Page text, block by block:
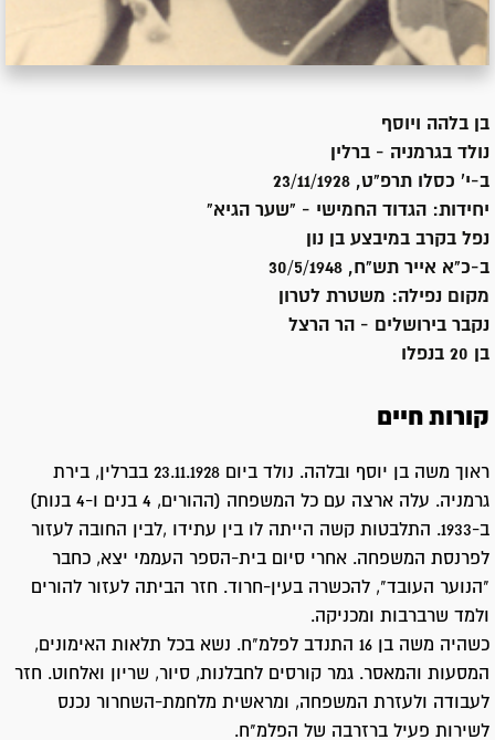
בן בלהה ויוסף
נולד בגרמניה - ברלין
ב-י' כסלו תרפ"ט, 23/11/1928
יחידות: הגדוד החמישי - "שער הגיא"
נפל בקרב במיבצע בן נון
ב-כ"א אייר תש"ח, 30/5/1948
מקום נפילה: משטרת לטרון
נקבר בירושלים - הר הרצל
בן 20 בנפלו
קורות חיים
ראוך משה בן יוסף ובלהה. נולד ביום 23.11.1928 בברלין, בירת
גרמניה. עלה ארצה עם כל המשפחה (ההורים, 4 בנים ו-4 בנות)
ב-1933. התלבטות קשה הייתה לו בין עתידו ,לבין החובה לעזור
לפרנסת המשפחה. אחרי סיום בית-הספר העממי יצא, כחבר
"הנוער העובד", להכשרה בעין-חרוד. חזר הביתה לעזור להורים
ולמד שרברבות ומכניקה.
כשהיה משה בן 16 התנדב לפלמ"ח. נשא בכל תלאות האימונים,
המסעות והמאסר. גמר קורסים לחבלנות, סיור, שריון ואלחוט. חזר
לעבודה ולעזרת המשפחה, ומראשית מלחמת-השחרור נכנס
לשירות פעיל ברזרבה של הפלמ"ח.